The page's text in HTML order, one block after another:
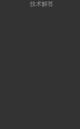
技术解答